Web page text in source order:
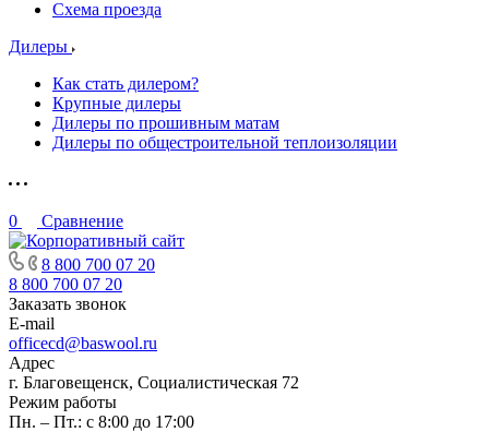
Схема проезда
Дилеры
Как стать дилером?
Крупные дилеры
Дилеры по прошивным матам
Дилеры по общестроительной теплоизоляции
0 Сравнение
8 800 700 07 20
8 800 700 07 20
Заказать звонок
E-mail
officecd@baswool.ru
Адрес
г. Благовещенск, Социалистическая 72
Режим работы
Пн. – Пт.: с 8:00 до 17:00